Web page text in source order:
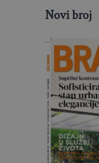
Novi broj